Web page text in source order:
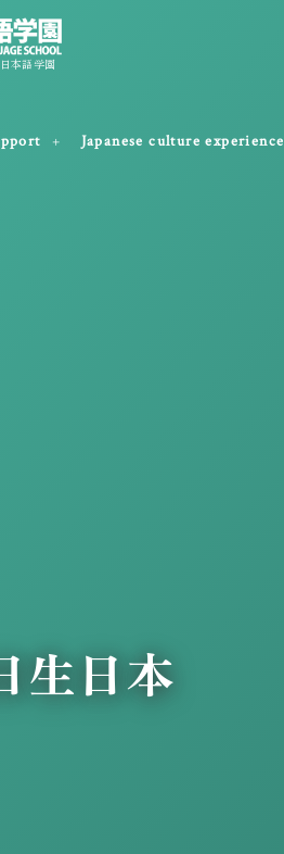
本語学園
Japanese culture experience
生日本